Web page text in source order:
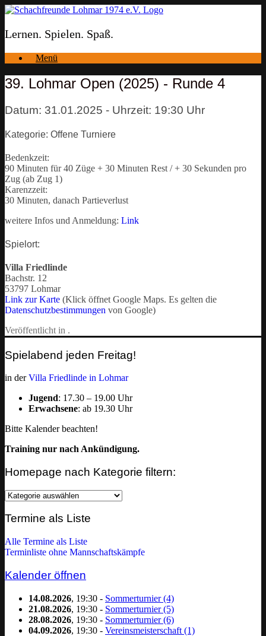
Zum
springen
Lernen. Spielen. Spaß.
Menü
39. Lohmar Open (2025) - Runde 4
Datum: 31.01.2025 - Uhrzeit: 19:30 Uhr
Kategorie: Offene Turniere
Bedenkzeit:
90 Minuten für 40 Züge + 30 Minuten Rest / + 30 Sekunden pro
Zug (ab Zug 1)
Karenzzeit:
30 Minuten, danach Partieverlust
weitere Infos und Anmeldung: Link
Spielort:
Villa Friedlinde
Bachstr. 12
53797 Lohmar
Link zur Karte (Klick öffnet Google Maps. Es gelten die
Datenschutzbestimmungen von Google)
Veröffentlicht in .
Spielabend jeden Freitag!
in derVilla Friedlinde in Lohmar
Jugend: 17.30 – 19.00 Uhr
Erwachsene: ab 19.30 Uhr
Bitte Kalender beachten!
Training nur nach Ankündigung.
Homepage nach Kategorie filtern:
Homepage
Kategorie
Termine als Liste
Alle Termine als Liste
Terminliste ohne Mannschaftskämpfe
Kalender öffnen
14.08.2026, 19:30 - Sommerturnier (4)
21.08.2026, 19:30 - Sommerturnier (5)
28.08.2026, 19:30 - Sommerturnier (6)
04.09.2026, 19:30 - Vereinsmeisterschaft (1)